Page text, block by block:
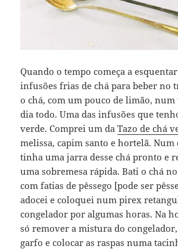
Quando o tempo começa a
infusões frias de chá para beber no
o chá, com um pouco de limão, num
dia todo. Uma das infusões que
verde. Comprei um daTazo de chá
melissa, capim santo e hortelã.
tinha uma jarra desse chá pronto e
uma sobremesa rápida. Bati o chá
com fatias de pêssego [pode ser
adocei e coloquei num pirex
congelador por algumas horas. Na
só remover a mistura do
garfo e colocar as raspas numa